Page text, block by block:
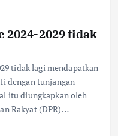
2024-2029 tidak
tidak lagi mendapatkan
dengan tunjangan
itu diungkapkan oleh
Rakyat (DPR)…